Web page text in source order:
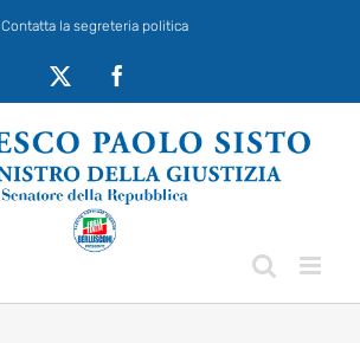
Contatta la segreteria politica